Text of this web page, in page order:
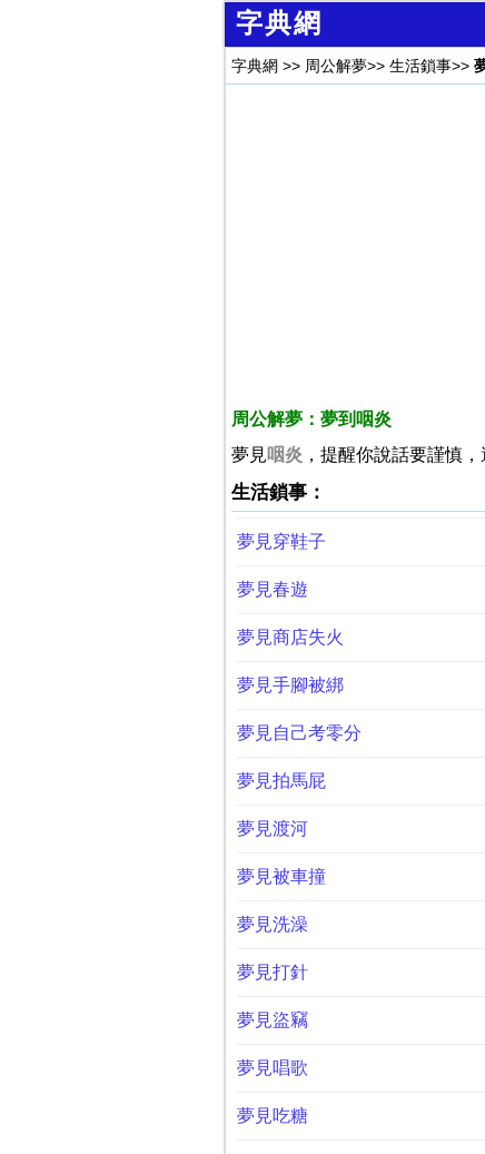
字典網
字典網 >> 周公解夢>> 生活鎖事>>
周公解夢：夢到咽炎
夢見咽炎 ，提醒你說話要謹慎
生活鎖事：
夢見穿鞋子
夢見春遊
夢見商店失火
夢見手腳被綁
夢見自己考零分
夢見拍馬屁
夢見渡河
夢見被車撞
夢見洗澡
夢見打針
夢見盜竊
夢見唱歌
夢見吃糖